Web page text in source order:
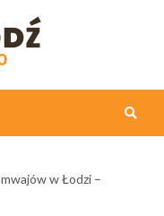
Info
w Łodzi –